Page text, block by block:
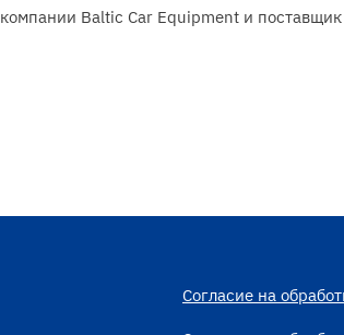
Baltic Car Equipment и
Согласие на